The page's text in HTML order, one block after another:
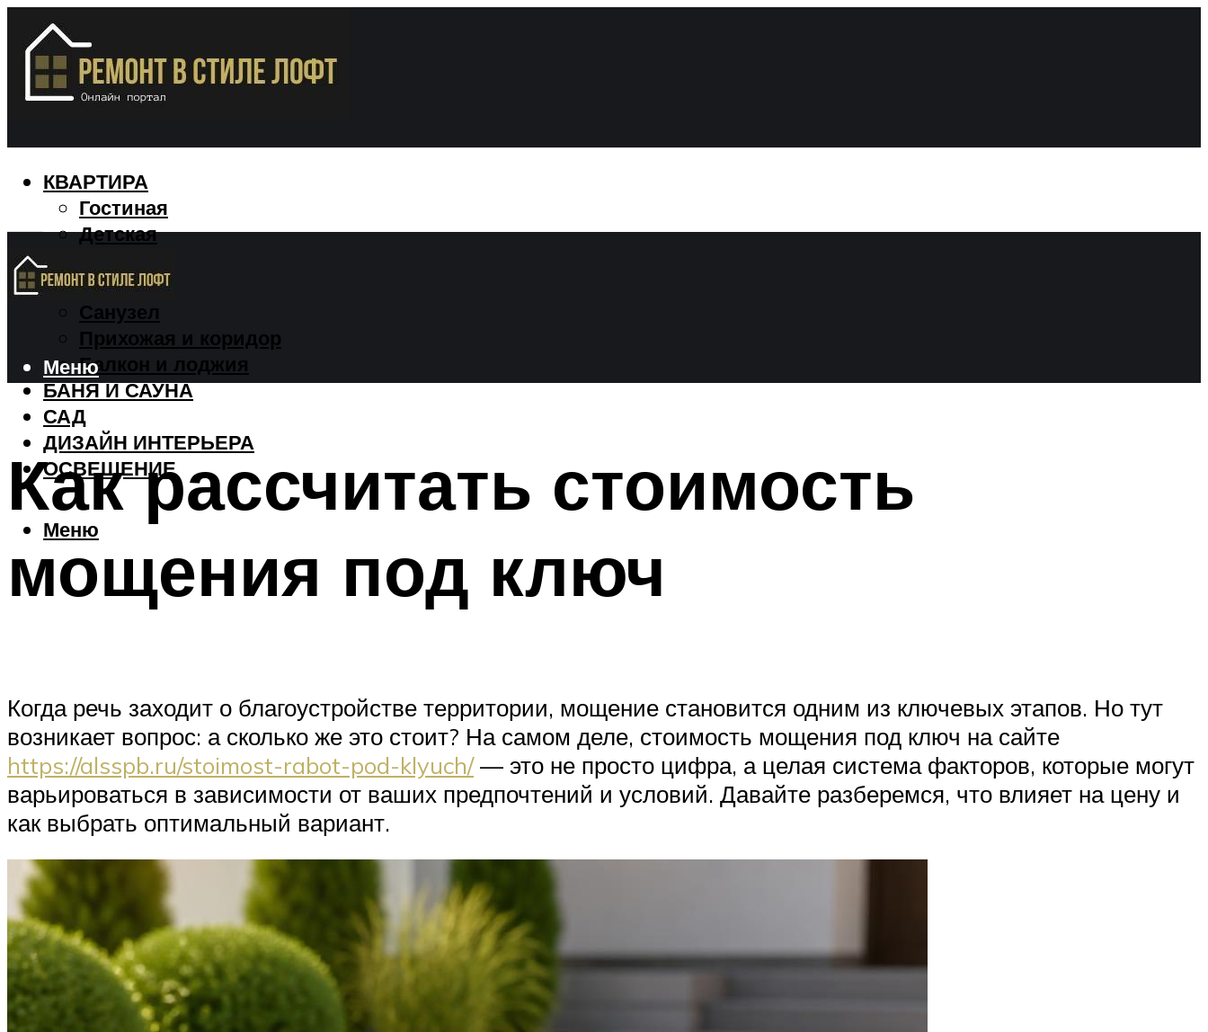
КВАРТИРА
Гостиная
Детская
Спальня
Санузел
Прихожая и коридор
Балкон и лоджия
БАНЯ И САУНА
САД
ДИЗАЙН ИНТЕРЬЕРА
ОСВЕЩЕНИЕ
Меню
Меню
Как рассчитать стоимость
мощения под ключ
Когда речь заходит о благоустройстве территории, мощение становится одним из ключевых этапов. Но тут
возникает вопрос: а сколько же это стоит? На самом деле, стоимость мощения под ключ на сайте
https://alsspb.ru/stoimost-rabot-pod-klyuch/— это не просто цифра, а целая система факторов, которые могут
варьироваться в зависимости от ваших предпочтений и условий. Давайте разберемся, что влияет на цену и
как выбрать оптимальный вариант.